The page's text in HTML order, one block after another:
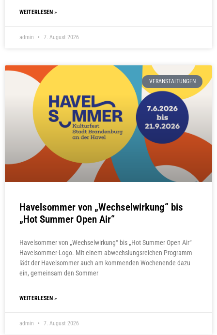
WEITERLESEN »
admin 7. August 2026
VERANSTALTUNGEN
Havelsommer von „Wechselwirkung“ bis
„Hot Summer Open Air“
Havelsommer von „Wechselwirkung“ bis „Hot Summer Open Air“
Havelsommer-Logo. Mit einem abwechslungsreichen Programm
lädt der Havelsommer auch am kommenden Wochenende dazu
ein, gemeinsam den Sommer
WEITERLESEN »
admin 7. August 2026